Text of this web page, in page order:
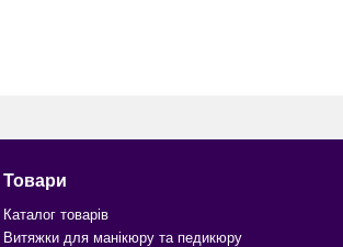
Товари
Каталог товарів
Витяжки для манікюру та педикюру